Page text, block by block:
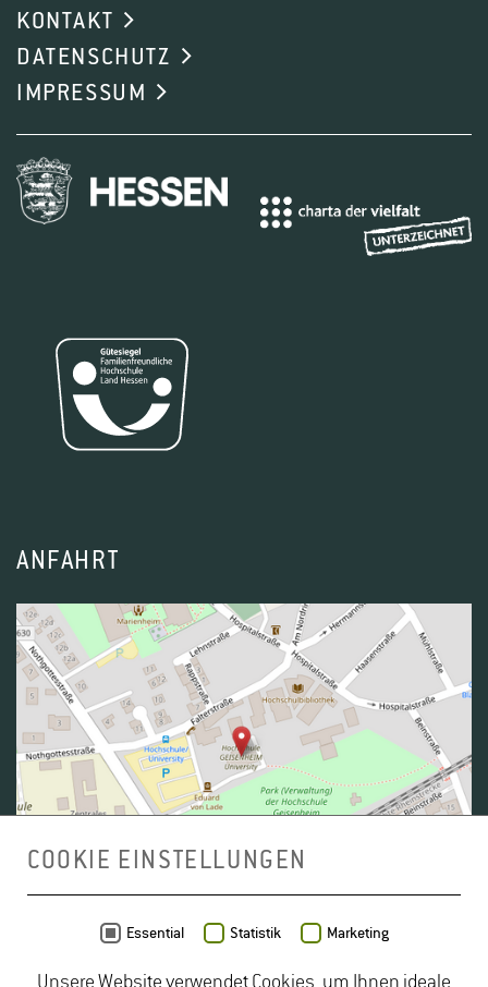
KONTAKT
DATENSCHUTZ
IMPRESSUM
ANFAHRT
OpenStreetMap - Veröffentlicht unterODbL
COOKIE EINSTELLUNGEN
Essential Statistik Marketing